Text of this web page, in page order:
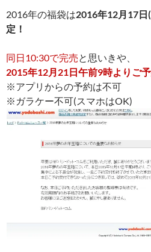
2016年の福袋は2016年12月17
定！
同日10:30で完売と思いきや、
2015年12月21日午前9時よりご
※アプリからの予約は不可
※ガラケー不可(スマホはOK)